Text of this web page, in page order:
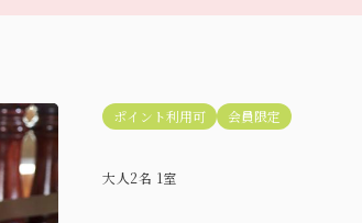
ポイント利用可 会員限定
大人2名 1室